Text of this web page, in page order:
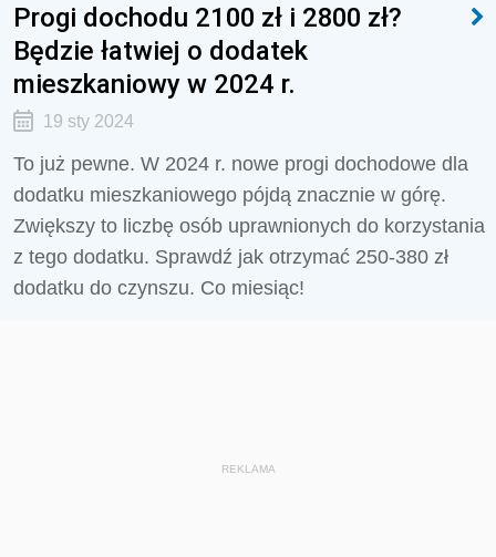
Progi dochodu 2100 zł i 2800 zł?
Będzie łatwiej o dodatek
mieszkaniowy w 2024 r.
19 sty 2024
To już pewne. W 2024 r. nowe progi dochodowe dla
dodatku mieszkaniowego pójdą znacznie w górę.
Zwiększy to liczbę osób uprawnionych do korzystania
z tego dodatku. Sprawdź jak otrzymać 250-380 zł
dodatku do czynszu. Co miesiąc!
REKLAMA